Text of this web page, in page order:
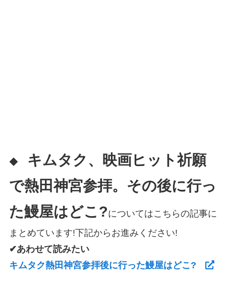
◆
キムタク、映画ヒット祈願
で熱田神宮参拝。その後に行っ
た鰻屋はどこ?についてはこちらの記事に
まとめています!下記からお進みください!
✔あわせて読みたい
キムタク熱田神宮参拝後に行った鰻屋はどこ?